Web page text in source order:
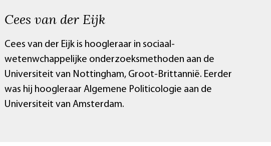
Cees van der Eijk
Cees van der Eijk is hoogleraar in sociaal-
wetenwchappelijke onderzoeksmethoden aan de
Universiteit van Nottingham, Groot-Brittannië. Eerder
was hij hoogleraar Algemene Politicologie aan de
Universiteit van Amsterdam.